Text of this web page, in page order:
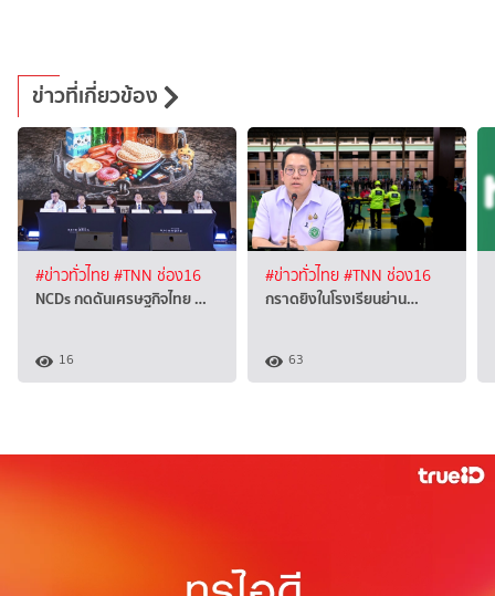
ข่าวที่เกี่ยวข้อง
#ข่าวทั่วไทย#TNN ช่อง16
NCDs กดดันเศรษฐกิจไทย …
16
#ข่าวทั่วไทย#TNN ช่อง16
กราดยิงในโรงเรียนย่าน…
63